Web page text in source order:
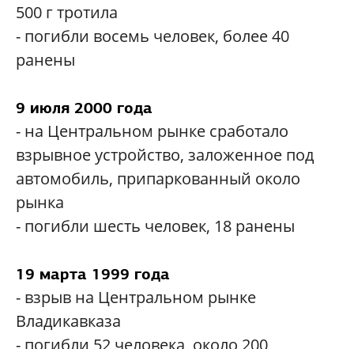
500 г тротила
- погибли восемь человек, более 40
ранены
9 июля 2000 года
- на Центральном рынке сработало
взрывное устройство, заложенное под
автомобиль, припаркованный около
рынка
- погибли шесть человек, 18 ранены
19 марта 1999 года
- взрыв на Центральном рынке
Владикавказа
- погибли 52 человека, около 200